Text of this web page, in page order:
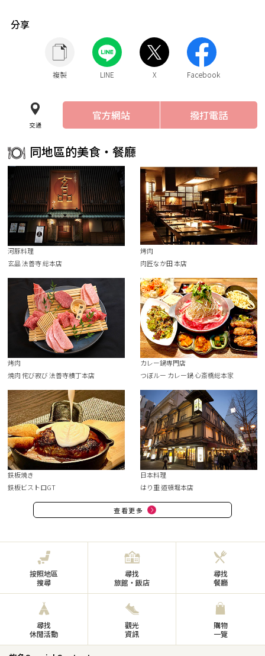
分享
複製 LINE X Facebook
交通
官方網站 撥打電話
同地區的美食・餐廳
河豚料理
玄品 法善寺 総本店
烤肉
肉匠なか田 本店
烤肉
焼肉 侘び寂び 法善寺横丁本店
カレー鍋専門店
つぼルー カレー鍋 心斎橋総本家
鉄板焼き
鉄板ビストロGT
日本料理
はり重 道頓堀本店
查看更多
按照地區
搜尋
尋找
旅館・飯店
尋找
餐廳
尋找
休閒活動
觀光
資訊
購物
一覽